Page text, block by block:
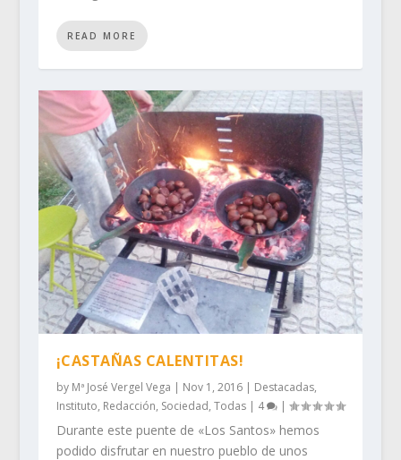
READ MORE
¡CASTAÑAS CALENTITAS!
by Mª José Vergel Vega | Nov 1, 2016| Destacadas,
Instituto, Redacción, Sociedad, Todas| 4 |
Durante este puente de «Los Santos» hemos
podido disfrutar en nuestro pueblo de unos